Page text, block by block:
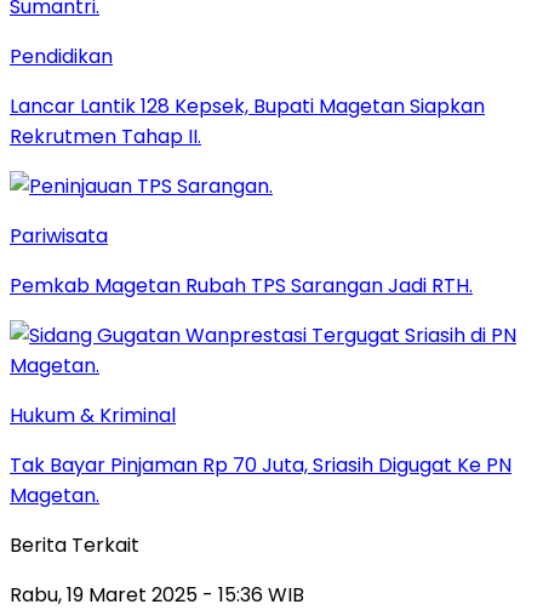
Pendidikan
Lancar Lantik 128 Kepsek, Bupati Magetan Siapkan
Rekrutmen Tahap II.
Pariwisata
Pemkab Magetan Rubah TPS Sarangan Jadi RTH.
Hukum & Kriminal
Tak Bayar Pinjaman Rp 70 Juta, Sriasih Digugat Ke PN
Magetan.
Berita Terkait
Rabu, 19 Maret 2025 - 15:36 WIB